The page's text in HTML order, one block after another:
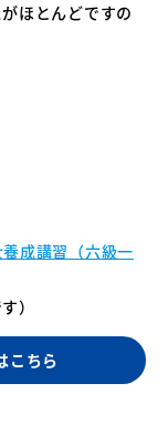
ほとんどですの
成講習（六級一
）
こちら